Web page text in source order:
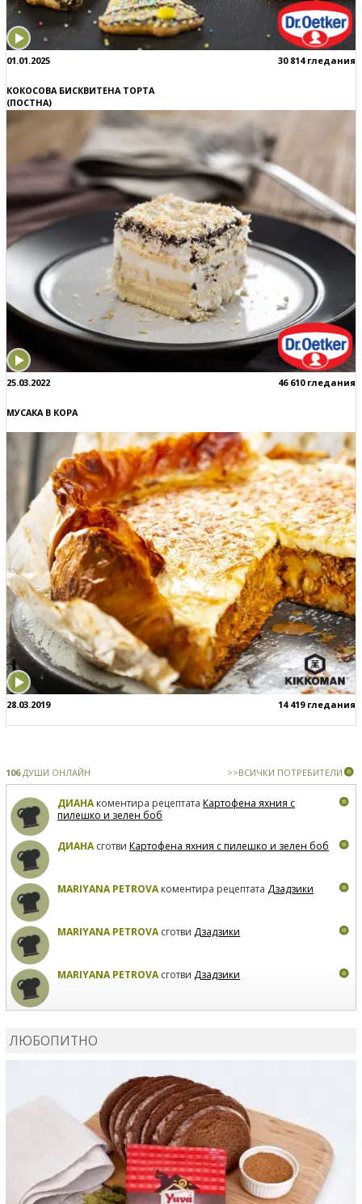
01.01.2025 30 814 гледания
КОКОСОВА БИСКВИТЕНА ТОРТА
(ПОСТНА)
25.03.2022 46 610 гледания
МУСАКА В КОРА
28.03.2019 14 419 гледания
106ДУШИ ОНЛАЙН >>ВСИЧКИ ПОТРЕБИТЕЛИ
ДИАНАкоментира рецептата Картофена яхния с
пилешко и зелен боб
ДИАНАсготви Картофена яхния с пилешко и зелен боб
MARIYANA PETROVAкоментира рецептата Дзадзики
MARIYANA PETROVAсготви Дзадзики
MARIYANA PETROVAсготви Дзадзики
ЛЮБОПИТНО